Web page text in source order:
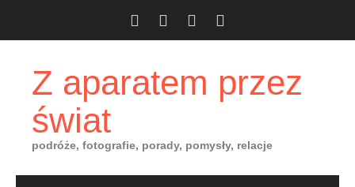
Z aparatem przez
świat
podróże, fotografie, porady, pomysły, relacje